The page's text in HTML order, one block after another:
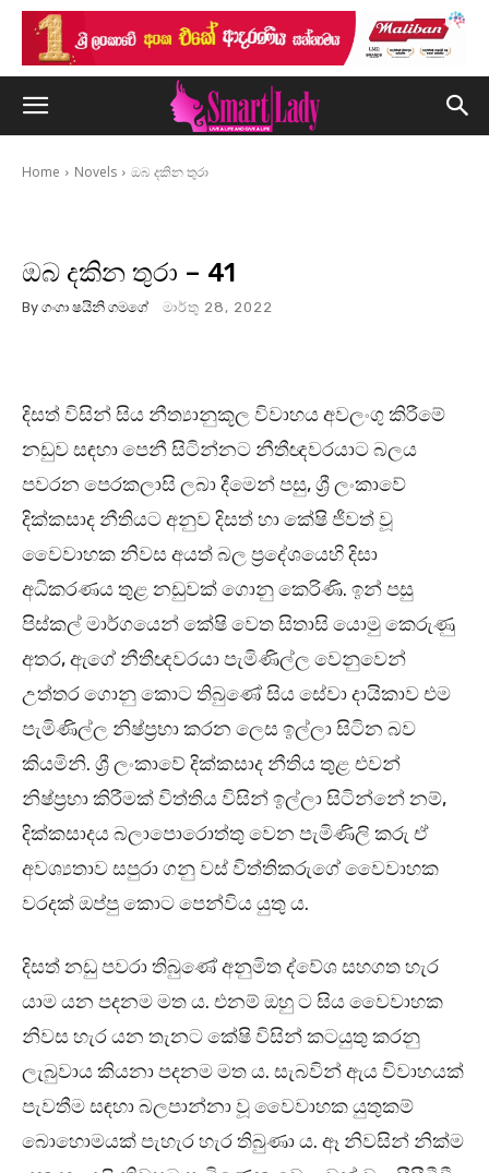
Home Novels ඔබ දකින තුරා
ඔබ දකින තුරා – 41
By ගංගා ෂයිනි ගමගේ මාර්තු 28, 2022
දිසත් විසින් සිය නීත්‍යානුකූල විවාහය අවලංගු කිරීමේ
නඩුව සඳහා පෙනී සිටින්නට නීතීඥවරයාට බලය
පවරන පෙරකලාසි ලබා දීමෙන් පසු, ශ්‍රී ලංකාවේ
දික්කසාද නීතියට අනුව දිසත් හා කේෂි ජීවත් වූ
වෛවාහක නිවස අයත් බල ප්‍රදේශයෙහි දිසා
අධිකරණය තුළ නඩුවක් ගොනු කෙරිණි. ඉන් පසු
පිස්කල් මාර්ගයෙන් කේෂි වෙත සිතාසි යොමු කෙරුණු
අතර, ඇගේ නීතීඥවරයා පැමිණිල්ල වෙනුවෙන්
උත්තර ගොනු කොට තිබුණේ සිය සේවා දායිකාව එම
පැමිණිල්ල නිෂ්ප්‍රභා කරන ලෙස ඉල්ලා සිටින බව
කියමිනි. ශ්‍රී ලංකාවේ දික්කසාද නීතිය තුළ එවන්
නිෂ්ප්‍රභා කිරීමක් විත්තිය විසින් ඉල්ලා සිටින්නේ නම්,
දික්කසාදය බලාපොරොත්තු වෙන පැමිණිලි කරු ඒ
අවශ්‍යතාව සපුරා ගනු වස් විත්තිකරුගේ වෛවාහක
වරදක් ඔප්පු කොට පෙන්විය යුතු ය.
දිසත් නඩු පවරා තිබුණේ අනුමිත ද්වේශ සහගත හැර
යාම යන පදනම මත ය. එනම් ඔහු ට සිය වෛවාහක
නිවස හැර යන තැනට කේෂි විසින් කටයුතු කරනු
ලැබුවාය කියනා පදනම මත ය. සැබවින් ඇය විවාහයක්
පැවතීම සඳහා බලපාන්නා වූ වෛවාහක යුතුකම්
බොහොමයක් පැහැර හැර තිබුණා ය. ඈ නිවසින් නික්ම